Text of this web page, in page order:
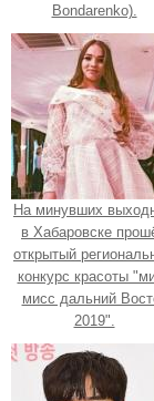
Bondarenko).
На минувших
в Хабаровске
открытый
конкурс красоты
мисс дальний
2019".